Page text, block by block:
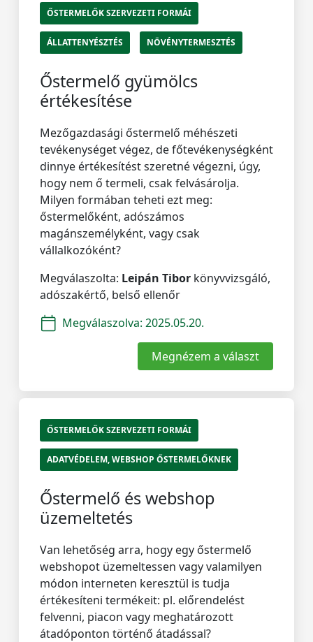
ŐSTERMELŐK SZERVEZETI FORMÁI
ÁLLATTENYÉSZTÉS NÖVÉNYTERMESZTÉS
Őstermelő gyümölcs
értékesítése
Mezőgazdasági őstermelő méhészeti
tevékenységet végez, de főtevékenységként
dinnye értékesítést szeretné végezni, úgy,
hogy nem ő termeli, csak felvásárolja.
Milyen formában teheti ezt meg:
őstermelőként, adószámos
magánszemélyként, vagy csak
vállalkozóként?
Megválaszolta: Leipán Tibor könyvvizsgáló,
adószakértő, belső ellenőr
Megválaszolva: 2025.05.20.
Megnézem a választ
ŐSTERMELŐK SZERVEZETI FORMÁI
ADATVÉDELEM, WEBSHOP ŐSTERMELŐKNEK
Őstermelő és webshop
üzemeltetés
Van lehetőség arra, hogy egy őstermelő
webshopot üzemeltessen vagy valamilyen
módon interneten keresztül is tudja
értékesíteni termékeit: pl. előrendelést
felvenni, piacon vagy meghatározott
átadóponton történő átadással?